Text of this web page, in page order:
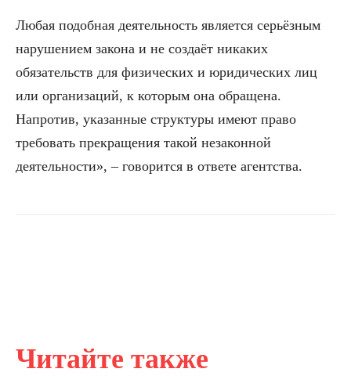
Читайте также
Любая подобная деятельность является серьёзным
нарушением закона и не создаёт никаких
обязательств для физических и юридических лиц
или организаций, к которым она обращена.
Напротив, указанные структуры имеют право
требовать прекращения такой незаконной
деятельности», – говорится в ответе агентства.